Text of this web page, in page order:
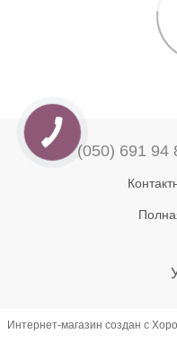
(050) 691 94
Интернет-магазин создан с